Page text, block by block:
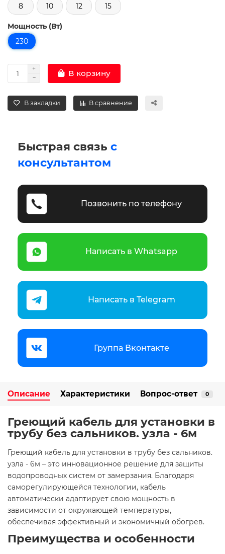
8 10 12 15
Мощность (Вт)
230
В корзину
В закладки В сравнение
Быстрая связь с
консультантом
Позвонить по телефону
Написать в Whatsapp
Написать в Telegram
Группа Вконтакте
Описание Характеристики Вопрос-ответ 0
Греющий кабель для установки в
трубу без сальников. узла - 6м
Греющий кабель для установки в трубу без сальников.
узла - 6м – это инновационное решение для защиты
водопроводных систем от замерзания. Благодаря
саморегулирующейся технологии, кабель
автоматически адаптирует свою мощность в
зависимости от окружающей температуры,
обеспечивая эффективный и экономичный обогрев.​
Преимущества и особенности